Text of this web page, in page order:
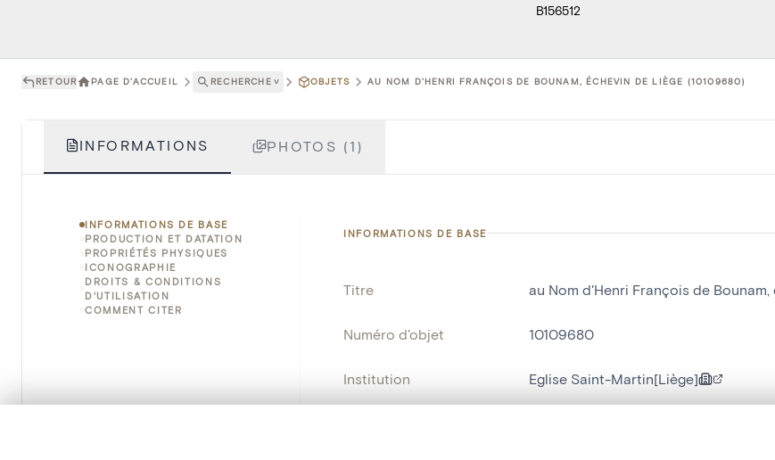
B156512
RETOUR PAGE D'ACCUEIL RECHERCHE ˅ OBJETS AU NOM D'HENRI FRANÇOIS DE BOUNAM, ÉCHEVIN DE LIÈGE (10109680)
INFORMATIONS PHOTOS (1)
INFORMATIONS DE BASE
PRODUCTION ET DATATION
PROPRIÉTÉS PHYSIQUES
ICONOGRAPHIE
DROITS & CONDITIONS
D'UTILISATION
COMMENT CITER
INFORMATIONS DE BASE
Titre au Nom d'Henri François de
Numéro d'objet 10109680
Institution Eglise Saint-Martin[Liège]